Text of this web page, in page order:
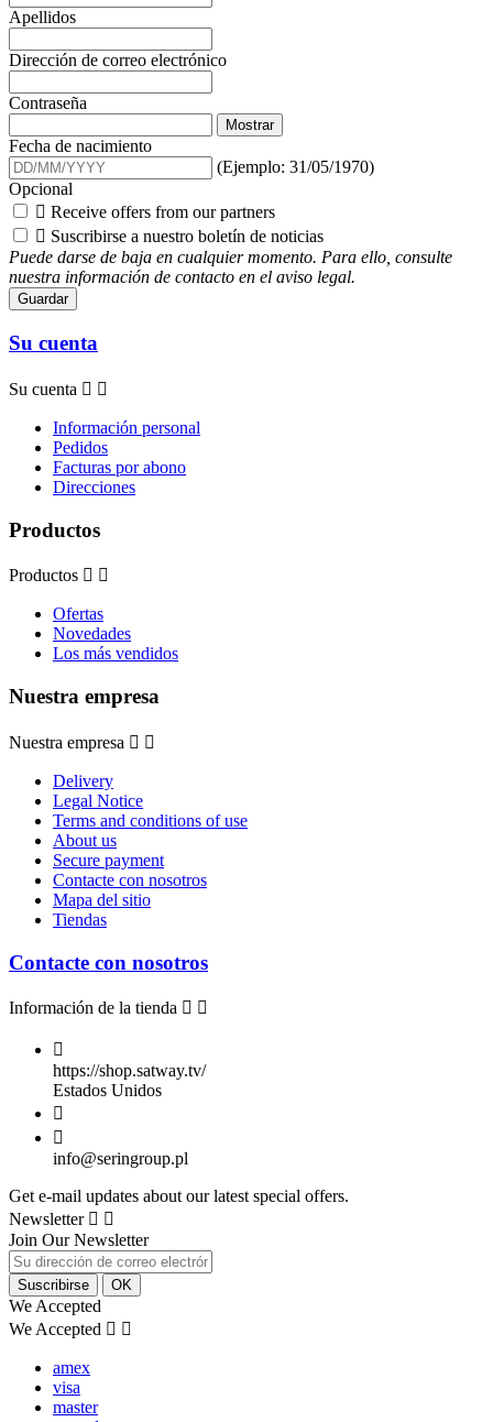
Apellidos
Dirección de correo electrónico
Contraseña
Mostrar
Fecha de nacimiento
(Ejemplo: 31/05/1970)
Opcional
 Receive offers from our partners
 Suscribirse a nuestro boletín de noticias
Puede darse de baja en cualquier momento. Para ello, consulte
nuestra información de contacto en el aviso legal.
Guardar
Su cuenta
Su cuenta  
Información personal
Pedidos
Facturas por abono
Direcciones
Productos
Productos  
Ofertas
Novedades
Los más vendidos
Nuestra empresa
Nuestra empresa  
Delivery
Legal Notice
Terms and conditions of use
About us
Secure payment
Contacte con nosotros
Mapa del sitio
Tiendas
Contacte con nosotros
Información de la tienda  

https://shop.satway.tv/
Estados Unidos


info@seringroup.pl
Get e-mail updates about our latest special offers.
Newsletter  
Join Our Newsletter
We Accepted
We Accepted  
amex
visa
master